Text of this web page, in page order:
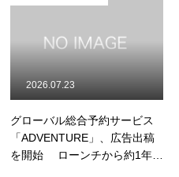
グローバル総合予約サービス
「ADVENTURE」、広告出稿
を開始 ローンチから約1年、
2026.07.23